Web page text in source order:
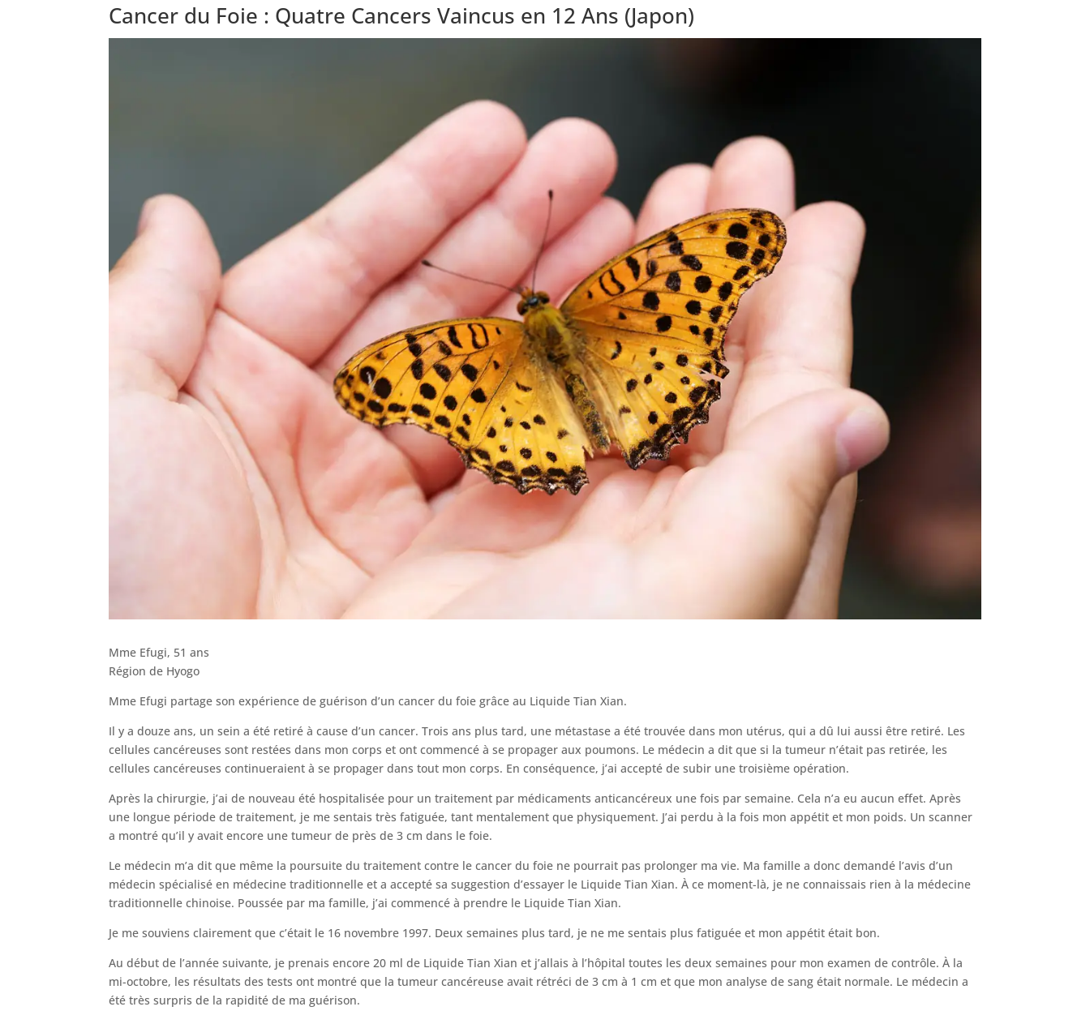
Cancer du Foie : Quatre Cancers Vaincus en 12 Ans (Japon)
Mme Efugi, 51 ans
Région de Hyogo
Mme Efugi partage son expérience de guérison d’un cancer du foie grâce au Liquide Tian Xian.
Il y a douze ans, un sein a été retiré à cause d’un cancer. Trois ans plus tard, une métastase a été trouvée dans mon utérus, qui a dû lui aussi être retiré. Les
cellules cancéreuses sont restées dans mon corps et ont commencé à se propager aux poumons. Le médecin a dit que si la tumeur n’était pas retirée, les
cellules cancéreuses continueraient à se propager dans tout mon corps. En conséquence, j’ai accepté de subir une troisième opération.
Après la chirurgie, j’ai de nouveau été hospitalisée pour un traitement par médicaments anticancéreux une fois par semaine. Cela n’a eu aucun effet. Après
une longue période de traitement, je me sentais très fatiguée, tant mentalement que physiquement. J’ai perdu à la fois mon appétit et mon poids. Un scanner
a montré qu’il y avait encore une tumeur de près de 3 cm dans le foie.
Le médecin m’a dit que même la poursuite du traitement contre le cancer du foie ne pourrait pas prolonger ma vie. Ma famille a donc demandé l’avis d’un
médecin spécialisé en médecine traditionnelle et a accepté sa suggestion d’essayer le Liquide Tian Xian. À ce moment-là, je ne connaissais rien à la médecine
traditionnelle chinoise. Poussée par ma famille, j’ai commencé à prendre le Liquide Tian Xian.
Je me souviens clairement que c’était le 16 novembre 1997. Deux semaines plus tard, je ne me sentais plus fatiguée et mon appétit était bon.
Au début de l’année suivante, je prenais encore 20 ml de Liquide Tian Xian et j’allais à l’hôpital toutes les deux semaines pour mon examen de contrôle. À la
mi-octobre, les résultats des tests ont montré que la tumeur cancéreuse avait rétréci de 3 cm à 1 cm et que mon analyse de sang était normale. Le médecin a
été très surpris de la rapidité de ma guérison.